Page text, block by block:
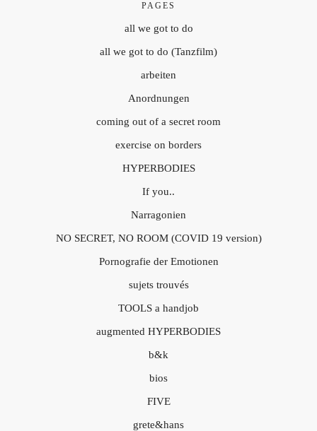
PAGES
all we got to do
all we got to do (Tanzfilm)
arbeiten
Anordnungen
coming out of a secret room
exercise on borders
HYPERBODIES
If you..
Narragonien
NO SECRET, NO ROOM (COVID 19 version)
Pornografie der Emotionen
sujets trouvés
TOOLS a handjob
augmented HYPERBODIES
b&k
bios
FIVE
grete&hans